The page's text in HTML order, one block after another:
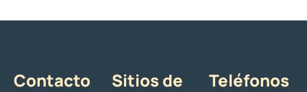
Contacto
Sitios de
Teléfonos